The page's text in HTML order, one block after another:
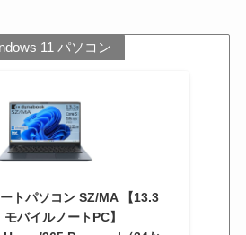
11 パソコン
トパソコン SZ/MA 【13.3
バイルノートPC】